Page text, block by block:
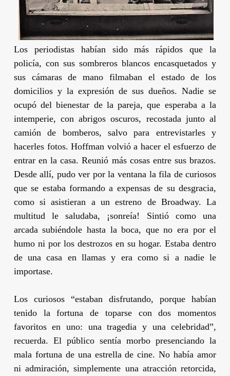
Los periodistas habían sido más rápidos que la
policía, con sus sombreros blancos encasquetados y
sus cámaras de mano filmaban el estado de los
domicilios y la expresión de sus dueños. Nadie se
ocupó del bienestar de la pareja, que esperaba a la
intemperie, con abrigos oscuros, recostada junto al
camión de bomberos, salvo para entrevistarles y
hacerles fotos.Hoffman volvió a hacer el esfuerzo de
entrar en la casa. Reunió más cosas entre sus brazos.
Desde allí, pudo ver por la ventana la fila de curiosos
que se estaba formando a expensas de su desgracia,
como si asistieran a un estreno de Broadway. La
multitud le saludaba, ¡sonreía! Sintió como una
arcada subiéndole hasta la boca, que no era por el
humo ni por los destrozos en su hogar. Estaba dentro
de una casa en llamas y era como si a nadie le
importase.
Los curiosos “estaban disfrutando, porque habían
tenido la fortuna de toparse con dos momentos
favoritos en uno: una tragedia y una celebridad”,
recuerda. El público sentía morbo presenciando la
mala fortuna de una estrella de cine. No había amor
ni admiración, simplemente una atracción retorcida,